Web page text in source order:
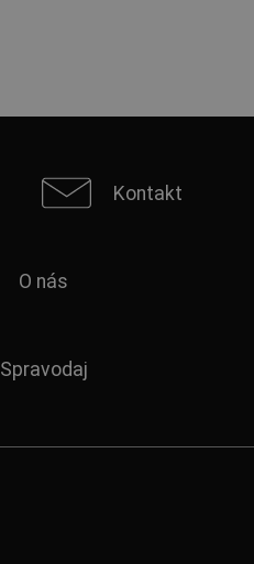
Kontakt
O nás
Spravodaj